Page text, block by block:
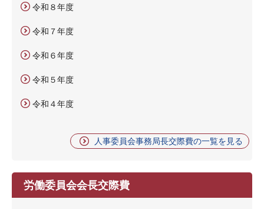
令和８年度
令和７年度
令和６年度
令和５年度
令和４年度
人事委員会事務局長交際費の一覧を見る
労働委員会会長交際費